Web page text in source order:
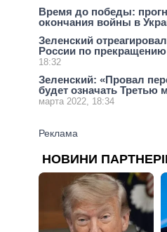
Время до победы:
окончания войны в
Зеленский
России по
18:32
Зеленский: «Провал
будет означать Третью
марта 2022, 18:34